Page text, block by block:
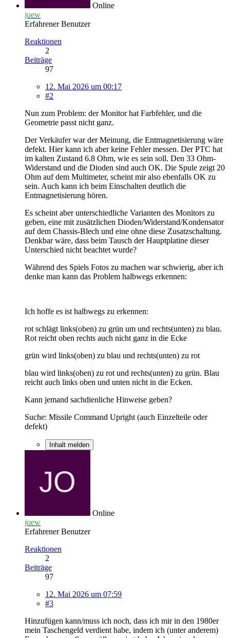
Online
joew
Erfahrener Benutzer
Reaktionen
2
Beiträge
97
12. Mai 2026 um 00:17
#2
Nun zum Problem: der Monitor hat Farbfehler, und die
Geometrie passt nicht ganz.
Der Verkäufer war der Meinung, die Entmagnetisierung wäre
defekt. Hier kann ich aber keine Fehler messen. Der PTC hat
im kalten Zustand 6.8 Ohm, wie es sein soll. Den 33 Ohm-
Widerstand und die Dioden sind auch OK. Die Spule zeigt 20
Ohm auf dem Multimeter, scheint mir also ebenfalls OK zu
sein. Auch kann ich beim Einschalten deutlich die
Entmagnetisierung hören.
Es scheint aber unterschiedliche Varianten des Monitors zu
geben, eine mit zusätzlichen Dioden/Widerstand/Kondensator
auf dem Chassis-Blech und eine ohne diese Zusatzschaltung.
Denkbar wäre, dass beim Tausch der Hauptplatine dieser
Unterschied nicht beachtet wurde?
Während des Spiels Fotos zu machen war schwierig, aber ich
denke man kann das Problem halbwegs erkennen:
Ich hoffe es ist halbwegs zu erkennen:
rot schlägt links(oben) zu grün um und rechts(unten) zu blau.
Rot reicht oben rechts auch nicht ganz in die Ecke
grün wird links(oben) zu blau und rechts(unten) zu rot
blau wird links(oben) zu rot und rechts(unten) zu grün. Blau
reicht auch links oben und unten nicht in die Ecken.
Kann jemand sachdienliche Hinweise geben?
Suche: Missile Command Upright (auch Einzelteile oder
defekt)
Inhalt melden
Online
joew
Erfahrener Benutzer
Reaktionen
2
Beiträge
97
12. Mai 2026 um 07:59
#3
Hinzufügen kann/muss ich noch, dass ich mir in den 1980er
mein Taschengeld verdient habe, indem ich (unter anderem)